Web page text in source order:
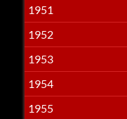
1951
1952
1953
1954
1955